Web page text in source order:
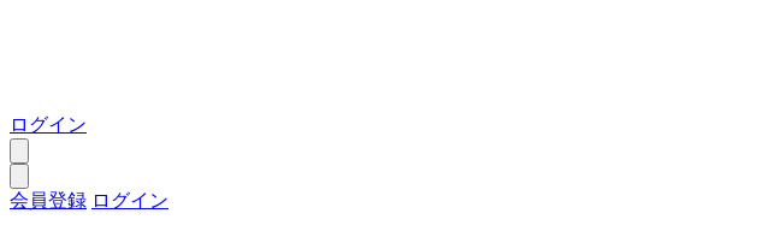
ログイン
会員登録 ログイン